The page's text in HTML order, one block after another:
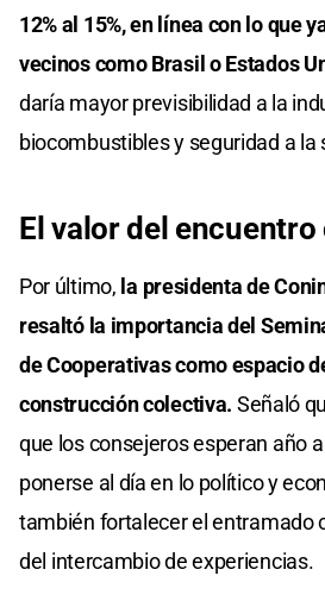
12% al 15%, en línea con lo que
vecinos como Brasil o Estados
daría mayor previsibilidad a la
biocombustibles y seguridad a la
El valor del
Por último, la presidenta de
resaltó la importancia del
de Cooperativas como espacio
construcción colectiva. Señaló
que los consejeros esperan año
ponerse al día en lo político y
también fortalecer el entramado
del intercambio de experiencias.